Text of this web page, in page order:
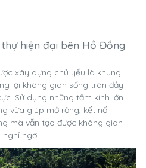
hiện đại bên Hồ Đồng
xây dựng chủ yếu là khung
lại không gian sống tràn đầy
Sử dụng những tấm kính lớn
vừa giúp mở rộng, kết nối
mà vẫn tạo được không gian
ngơi.